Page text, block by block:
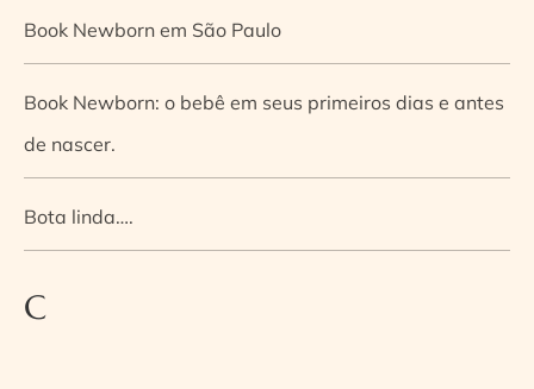
Book Newborn em São Paulo
Book Newborn: o bebê em seus primeiros dias e antes
de nascer.
Bota linda….
C